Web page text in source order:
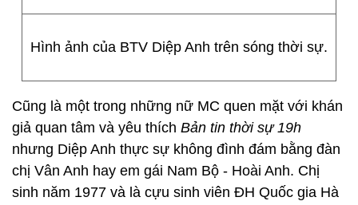
Hình ảnh của BTV Diệp Anh trên sóng thời sự.
Cũng là một trong những nữ MC quen mặt với khán
giả quan tâm và yêu thích Bản tin thời sự 19h
nhưng Diệp Anh thực sự không đình đám bằng đàn
chị Vân Anh hay em gái Nam Bộ - Hoài Anh. Chị
sinh năm 1977 và là cựu sinh viên ĐH Quốc gia Hà